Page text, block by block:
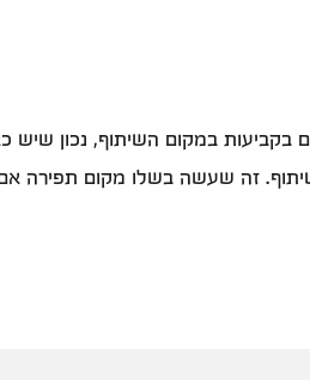
בקביעות במקום השיתוף, נכון שיש
זה שעשה בשלו מקום תפירה